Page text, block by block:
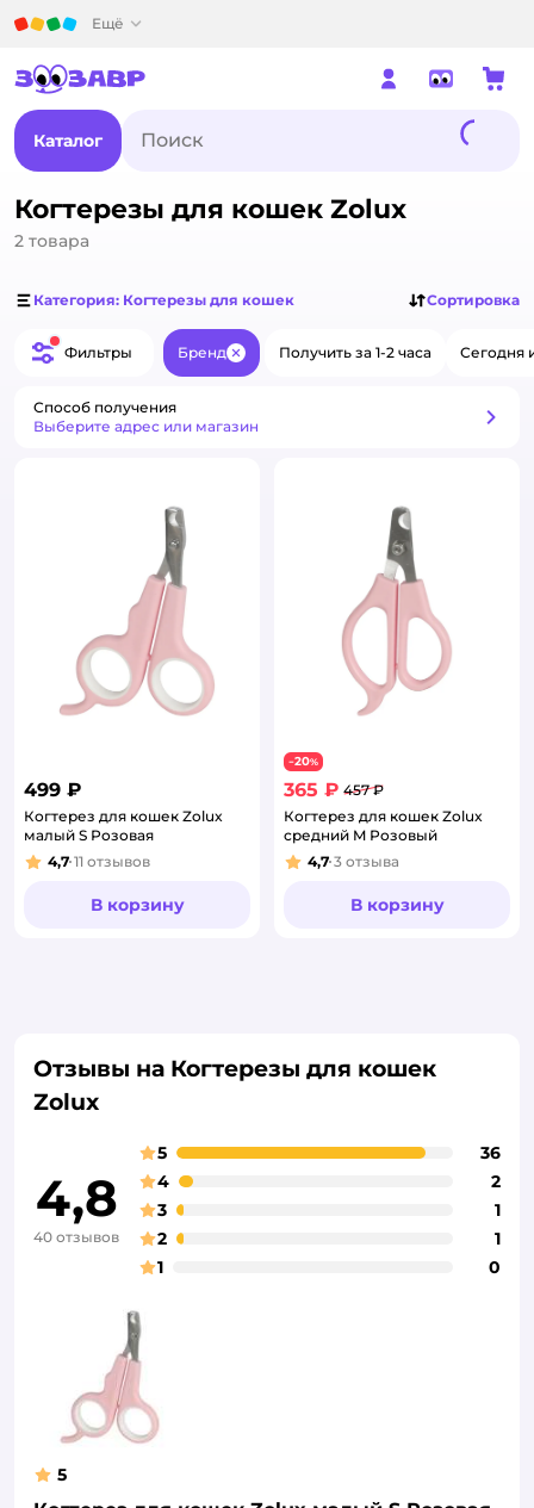
Ещё
Каталог
Когтерезы для кошек Zolux
2 товара
Категория: Когтерезы для кошек Сортировка
Фильтры Бренд ЗакрытьПолучить за 1-2 часа Сегодня
Способ получения
Выберите адрес или магазин
499 ₽
Когтерез для кошек Zolux
малый S Розовая
Рейтинг:
4,7 11 отзывов
В корзину
−20%
365 ₽ 457 ₽
Когтерез для кошек Zolux
средний M Розовый
Рейтинг:
4,7 3 отзыва
В корзину
Отзывы на Когтерезы для кошек
Zolux
4,8
40 отзывов
5
36
4
2
3
1
2
1
1
0
5